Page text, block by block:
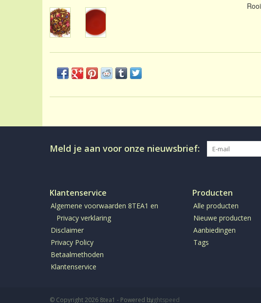
Meld je aan voor onze nieuwsbrief:
Klantenservice
Algemene voorwaarden 8TEA1 en
Privacy verklaring
Disclaimer
Privacy Policy
Betaalmethoden
Klantenservice
Producten
Alle producten
Nieuwe producten
Aanbiedingen
Tags
© Copyright 2026 8tea1 - Powered byLightspeed